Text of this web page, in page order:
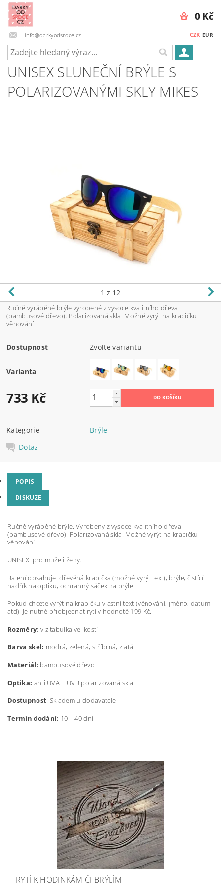
info@darkyodsrdce.cz CZK EUR
0 Kč
UNISEX SLUNEČNÍ BRÝLE S
POLARIZOVANÝMI SKLY MIKES
1 z 12
Ručně vyráběné brýle vyrobené z vysoce kvalitního dřeva
(bambusové dřevo). Polarizovaná skla. Možné vyrýt na krabičku
věnování.
Dostupnost Zvolte variantu
Varianta
733 Kč
Kategorie
Brýle
Dotaz
POPIS
DISKUZE
Ručně vyráběné brýle. Vyrobeny z vysoce kvalitního dřeva
(bambusové dřevo). Polarizovaná skla. Možné vyrýt na krabičku
věnování.
UNISEX: pro muže i ženy.
Balení obsahuje: dřevěná krabička (možné vyrýt text), brýle, čistící
hadřík na optiku, ochranný sáček na brýle
Pokud chcete vyrýt na krabičku vlastní text (věnování, jméno, datum
atd). Je nutné přiobjednat rytí v hodnotě 199 Kč.
Rozměry: viz tabulka velikostí
Barva skel: modrá, zelená, stříbrná, zlatá
Materiál: bambusové dřevo
Optika: anti UVA + UVB polarizovaná skla
Dostupnost: Skladem u dodavatele
Termín dodání: 10 – 40 dní
RYTÍ K HODINKÁM ČI BRÝLÍM